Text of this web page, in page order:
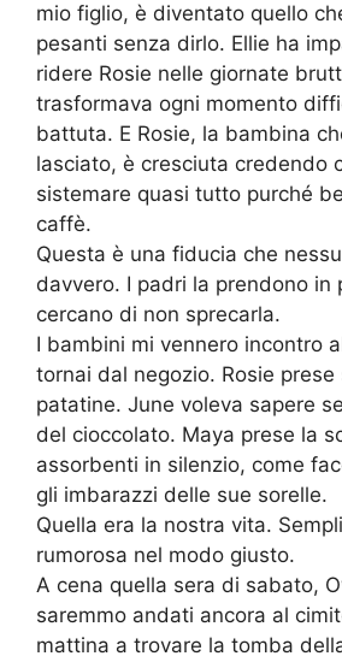
mio figlio, è diventato quello
pesanti senza dirlo. Ellie ha
ridere Rosie nelle giornate
trasformava ogni momento
battuta. E Rosie, la bambina
lasciato, è cresciuta credendo
sistemare quasi tutto purché
caffè.
Questa è una fiducia che
davvero. I padri la prendono in
cercano di non sprecarla.
I bambini mi vennero incontro
tornai dal negozio. Rosie prese
patatine. June voleva sapere
del cioccolato. Maya prese la
assorbenti in silenzio, come
gli imbarazzi delle sue sorelle.
Quella era la nostra vita.
rumorosa nel modo giusto.
A cena quella sera di sabato,
saremmo andati ancora al
mattina a trovare la tomba